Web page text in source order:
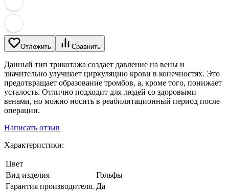
Отложить Сравнить
Данный тип трикотажа создает давление на вены и
значительно улучшает циркуляцию крови в конечностях. Это
предотвращает образование тромбов, а, кроме того, понижает
усталость. Отлично подходит для людей со здоровыми
венами, но можно носить в реабилитационный период после
операции.
Написать отзыв
Характеристики:
Цвет
Вид изделия
Гольфы
Гарантия производителя. Да